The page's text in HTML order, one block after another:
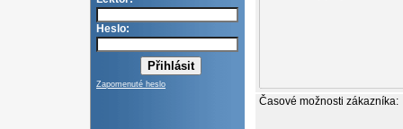
Heslo:
Zapomenuté heslo
Časové možnosti zákazníka: